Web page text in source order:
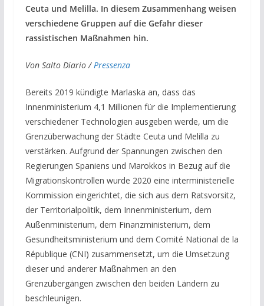
Ceuta und Melilla. In diesem Zusammenhang weisen
verschiedene Gruppen auf die Gefahr dieser
rassistischen Maßnahmen hin.
Von Salto Diario /Pressenza
Bereits 2019 kündigte Marlaska an, dass das
Innenministerium 4,1 Millionen für die Implementierung
verschiedener Technologien ausgeben werde, um die
Grenzüberwachung der Städte Ceuta und Melilla zu
verstärken. Aufgrund der Spannungen zwischen den
Regierungen Spaniens und Marokkos in Bezug auf die
Migrationskontrollen wurde 2020 eine interministerielle
Kommission eingerichtet, die sich aus dem Ratsvorsitz,
der Territorialpolitik, dem Innenministerium, dem
Außenministerium, dem Finanzministerium, dem
Gesundheitsministerium und dem Comité National de la
République (CNI) zusammensetzt, um die Umsetzung
dieser und anderer Maßnahmen an den
Grenzübergängen zwischen den beiden Ländern zu
beschleunigen.